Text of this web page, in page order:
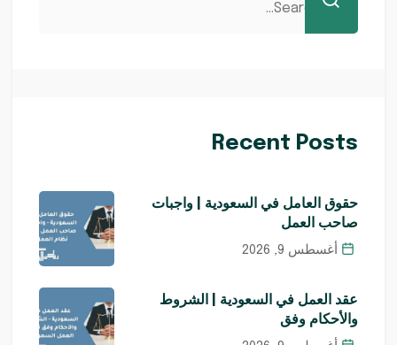
Recent Posts
حقوق العامل في السعودية | واجبات
صاحب العمل
أغسطس 9, 2026
عقد العمل في السعودية | الشروط
والأحكام وفق